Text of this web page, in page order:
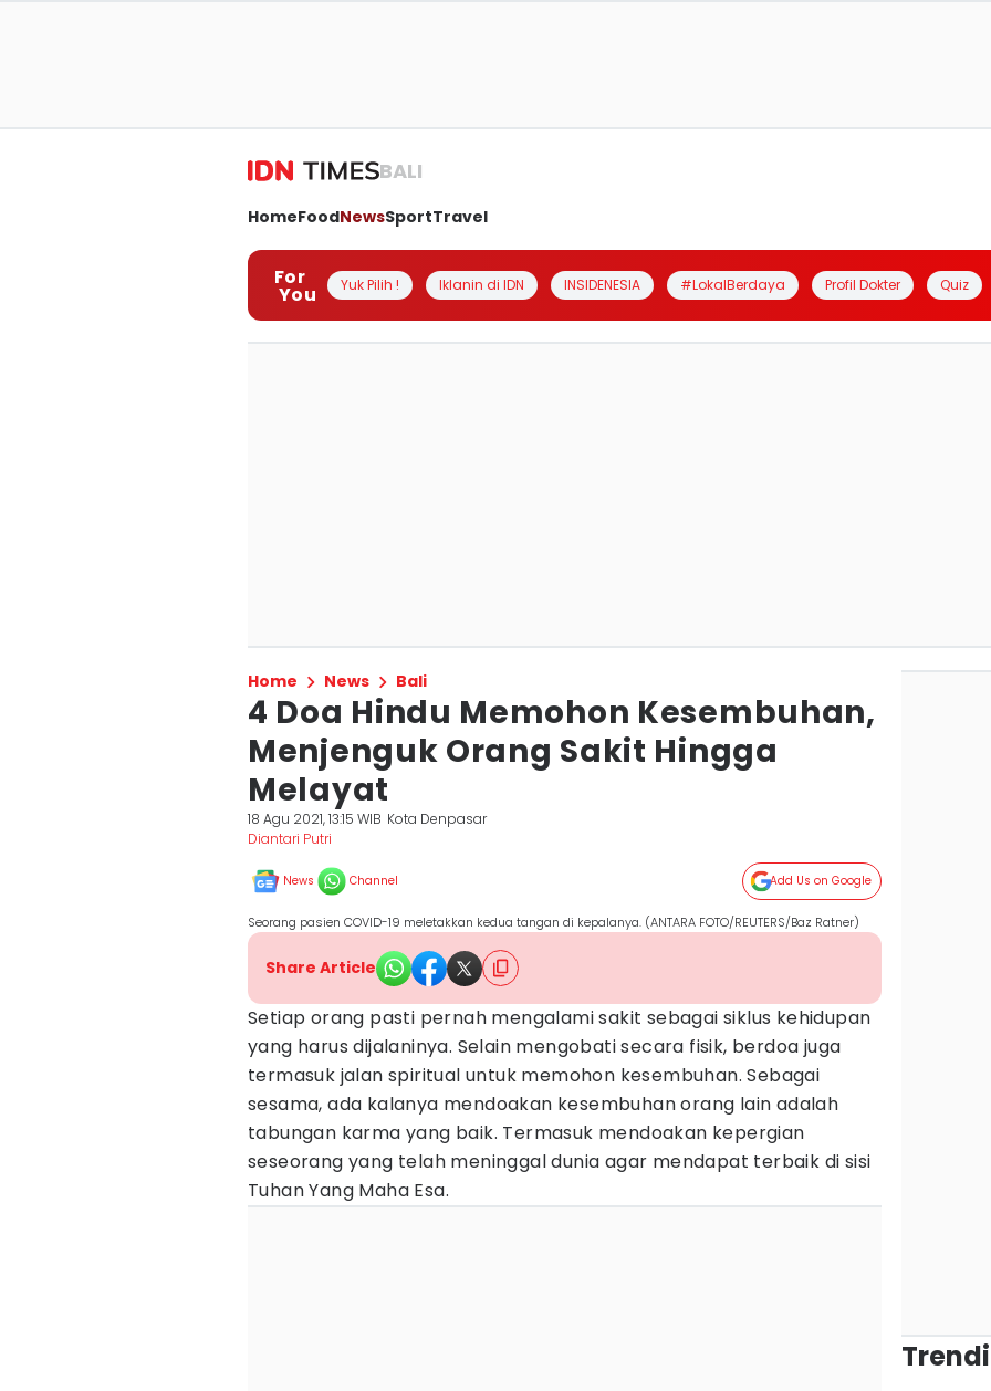
BALI
HomeFoodNewsSportTravel
For
You Yuk Pilih ! Iklanin di IDN INSIDENESIA #LokalBerdaya Profil Dokter Quiz
Home News Bali
4 Doa Hindu Memohon Kesembuhan,
Menjenguk Orang Sakit Hingga
Melayat
18 Agu 2021, 13:15 WIB Kota Denpasar
Diantari Putri
News Channel Add Us on Google
Seorang pasien COVID-19 meletakkan kedua tangan di kepalanya. (ANTARA FOTO/REUTERS/Baz Ratner)
Share Article
Setiap orang pasti pernah mengalami sakit sebagai siklus kehidupan
yang harus dijalaninya. Selain mengobati secara fisik, berdoa juga
termasuk jalan spiritual untuk memohon kesembuhan. Sebagai
sesama, ada kalanya mendoakan kesembuhan orang lain adalah
tabungan karma yang baik. Termasuk mendoakan kepergian
seseorang yang telah meninggal dunia agar mendapat terbaik di sisi
Tuhan Yang Maha Esa.